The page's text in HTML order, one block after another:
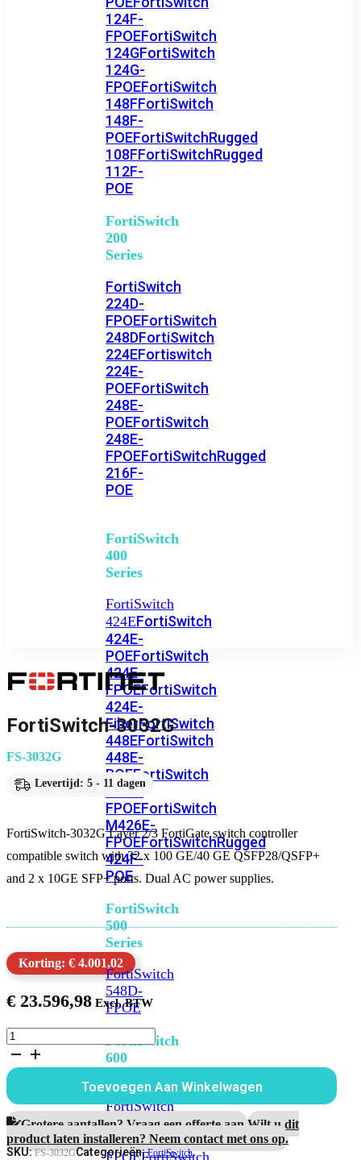
124F-
FPOEFortiSwitch
124GFortiSwitch
124G-
FPOEFortiSwitch
148FFortiSwitch
148F-
POEFortiSwitchRugged
108FFortiSwitchRugged
112F-
POE
FortiSwitch
200
Series
FortiSwitch
224D-
FPOEFortiSwitch
248DFortiSwitch
224EFortiswitch
224E-
POEFortiSwitch
248E-
POEFortiSwitch
248E-
FPOEFortiSwitchRugged
216F-
POE
FortiSwitch
400
Series
FortiSwitch
424EFortiSwitch
424E-
POEFortiSwitch
424E-
FPOEFortiSwitch
424E-
FiberFortiSwitch
448EFortiSwitch
448E-
POEFortiSwitch
448E-
FPOEFortiSwitch
M426E-
FPOEFortiSwitchRugged
424F-
POE
FortiSwitch
500
Series
FortiSwitch
548D-
FPOE
FortiSwitch
600
FortiSwitch
624FFortiSwitch
624F-
FPOEFortiSwitch
FortiSwitch-3032G
FS-3032G
Levertijd: 5 - 11 dagen
FortiSwitch-3032G Layer 2/3 FortiGate switch controller
compatible switch with 32 x 100 GE/40 GE QSFP28/QSFP+
and 2 x 10GE SFP+ ports. Dual AC power supplies.
Korting: € 4.001,02
€ 23.596,98
FortiSwitch-
3032G
aantal
Toevoegen Aan Winkelwagen
Grotere aantallen? Vraag een offerte aan.Wilt u dit
product laten installeren? Neem contact met ons op.
SKU:FS-3032GCategorieën:FortiSwitch